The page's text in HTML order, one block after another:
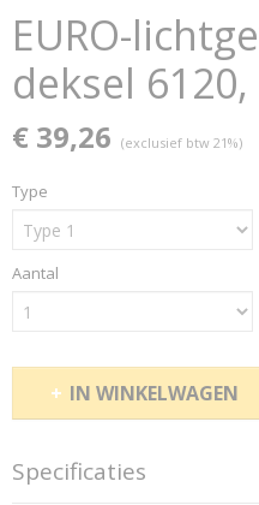
EURO-
deksel
€ 39,26 (exclusief btw 21%)
Type
Aantal
IN WINKELWAGEN
Specificaties